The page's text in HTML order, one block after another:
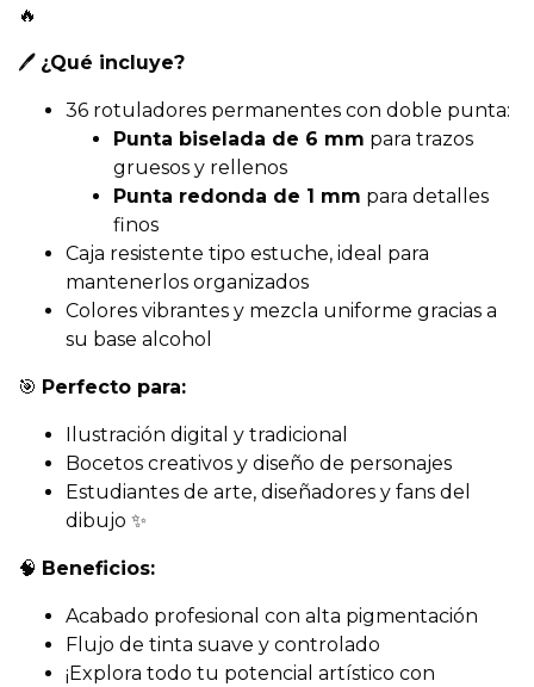
🔥
🖊️ ¿Qué incluye?
36 rotuladores permanentes con doble punta:
Punta biselada de 6 mm para trazos
gruesos y rellenos
Punta redonda de 1 mm para detalles
finos
Caja resistente tipo estuche, ideal para
mantenerlos organizados
Colores vibrantes y mezcla uniforme gracias a
su base alcohol
🎯 Perfecto para:
Ilustración digital y tradicional
Bocetos creativos y diseño de personajes
Estudiantes de arte, diseñadores y fans del
dibujo ✨
🧠 Beneficios:
Acabado profesional con alta pigmentación
Flujo de tinta suave y controlado
¡Explora todo tu potencial artístico con